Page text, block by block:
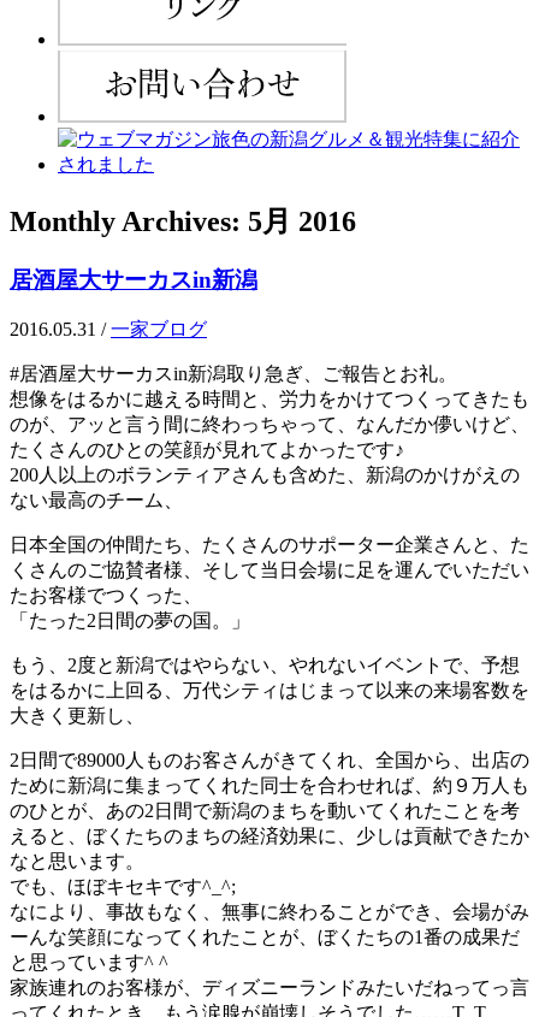
Monthly Archives: 5月 2016
居酒屋大サーカスin新潟
2016.05.31 /一家ブログ
#居酒屋大サーカスin新潟取り急ぎ、ご報告とお礼。
想像をはるかに越える時間と、労力をかけてつくってきたも
のが、アッと言う間に終わっちゃって、なんだか儚いけど、
たくさんのひとの笑顔が見れてよかったです♪
200人以上のボランティアさんも含めた、新潟のかけがえの
ない最高のチーム、
日本全国の仲間たち、たくさんのサポーター企業さんと、た
くさんのご協賛者様、そして当日会場に足を運んでいただい
たお客様でつくった、
「たった2日間の夢の国。」
もう、2度と新潟ではやらない、やれないイベントで、予想
をはるかに上回る、万代シティはじまって以来の来場客数を
大きく更新し、
2日間で89000人ものお客さんがきてくれ、全国から、出店の
ために新潟に集まってくれた同士を合わせれば、約９万人も
のひとが、あの2日間で新潟のまちを動いてくれたことを考
えると、ぼくたちのまちの経済効果に、少しは貢献できたか
なと思います。
でも、ほぼキセキです^_^;
なにより、事故もなく、無事に終わることができ、会場がみ
ーんな笑顔になってくれたことが、ぼくたちの1番の成果だ
と思っています^ ^
家族連れのお客様が、ディズニーランドみたいだねってっ言